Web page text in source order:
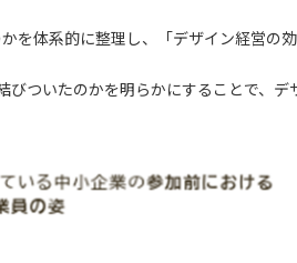
を体系的に整理し、「デザイン経営の
ついたのかを明らかにすることで、